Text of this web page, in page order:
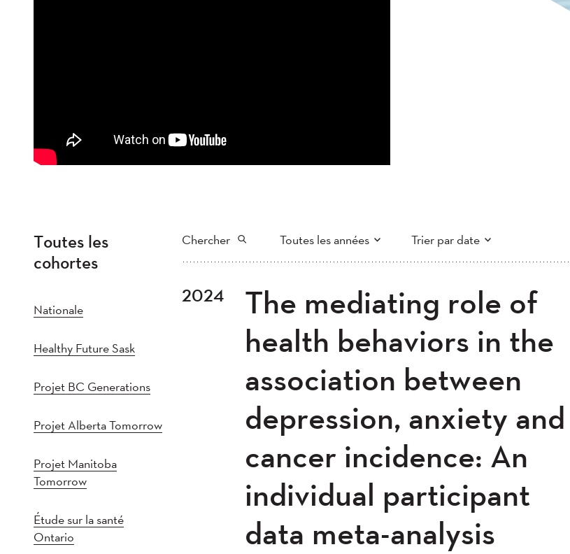
Toutes les
cohortes
Nationale
Healthy Future Sask
Projet BC Generations
Projet Alberta Tomorrow
Projet Manitoba
Tomorrow
Étude sur la santé
Ontario
Chercher Toutes les années Trier par date
Tout 2023
2021
2020 2019 2018
2015 2014 2013
2010 2008 2007
2006
2004
Plus récent au plus ancien Plus ancien au plus récent
2024
The mediating role of
health behaviors in the
association between
depression, anxiety and
cancer incidence: An
individual participant
data meta-analysis